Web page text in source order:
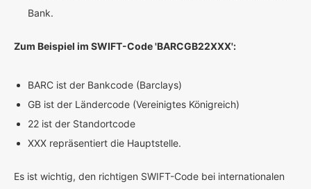
Bank.
Zum Beispiel im SWIFT-Code 'BARCGB22XXX':
BARC ist der Bankcode (Barclays)
GB ist der Ländercode (Vereinigtes Königreich)
22 ist der Standortcode
XXX repräsentiert die Hauptstelle.
Es ist wichtig, den richtigen SWIFT-Code bei internationalen